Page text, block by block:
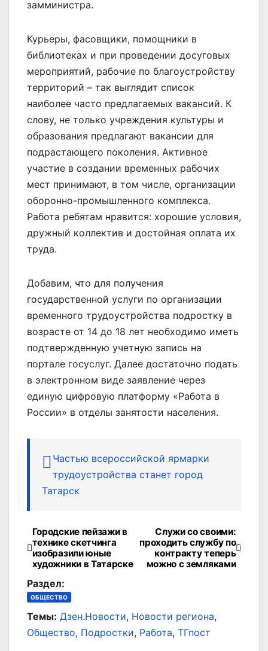
замминистра.
Курьеры, фасовщики, помощники в
библиотеках и при проведении досуговых
мероприятий, рабочие по благоустройству
территорий – так выглядит список
наиболее часто предлагаемых вакансий. К
слову, не только учреждения культуры и
образования предлагают вакансии для
подрастающего поколения. Активное
участие в создании временных рабочих
мест принимают, в том числе, организации
оборонно-промышленного комплекса.
Работа ребятам нравится: хорошие условия,
дружный коллектив и достойная оплата их
труда.
Добавим, что для получения
государственной услуги по организации
временного трудоустройства подростку в
возрасте от 14 до 18 лет необходимо иметь
подтвержденную учетную запись на
портале госуслуг. Далее достаточно подать
в электронном виде заявление через
единую цифровую платформу «Работа в
России» в отделы занятости населения.
Частью всероссийской ярмарки
трудоустройства станет город
Татарск
Навигация
по
записям
Служи со своими:
проходить службу по
контракту теперь
можно с земляками
Городские пейзажи в
технике скетчинга
изобразили юные
художники в Татарске
Раздел:
ОБЩЕСТВО
Темы: Дзен.Новости, Новости региона,
Общество, Подростки, Работа, ТГпост